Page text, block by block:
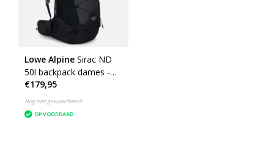
Lowe Alpine Sirac ND
50l backpack dames -
Ebony
€179,95
Nog niet gewaardeerd
OP VOORRAAD